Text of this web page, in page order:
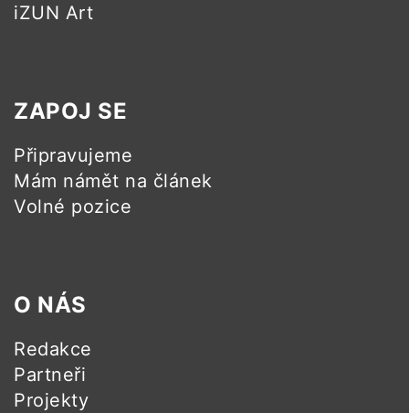
iZUN Art
ZAPOJ SE
Připravujeme
Mám námět na článek
Volné pozice
O NÁS
Redakce
Partneři
Projekty